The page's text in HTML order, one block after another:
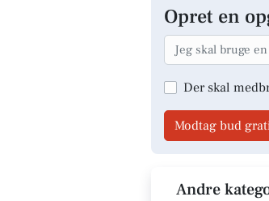
Opret en
Der skal
Modtag bud
Andre